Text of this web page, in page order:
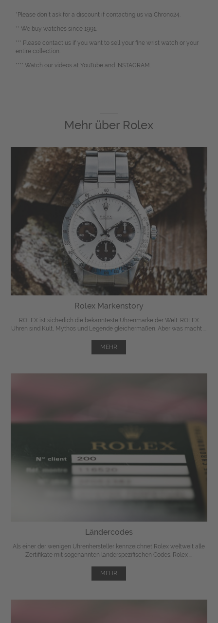
*Please don`t ask for a discount if contacting us via Chrono24.
** We buy watches since 1991.
*** Please contact us if you want to sell your fine wrist watch or your
entire collection.
**** Watch our videos at YouTube and INSTAGRAM.
Mehr über Rolex
Rolex Markenstory
ROLEX ist sicherlich die bekannteste Uhrenmarke der Welt. ROLEX
Uhren sind Kult, Mythos und Legende gleichermaßen. Aber was macht ...
MEHR
Ländercodes
Als einer der wenigen Uhrenhersteller kennzeichnet Rolex weltweit alle
Zertifikate mit sogenannten länderspezifischen Codes. Rolex ...
MEHR